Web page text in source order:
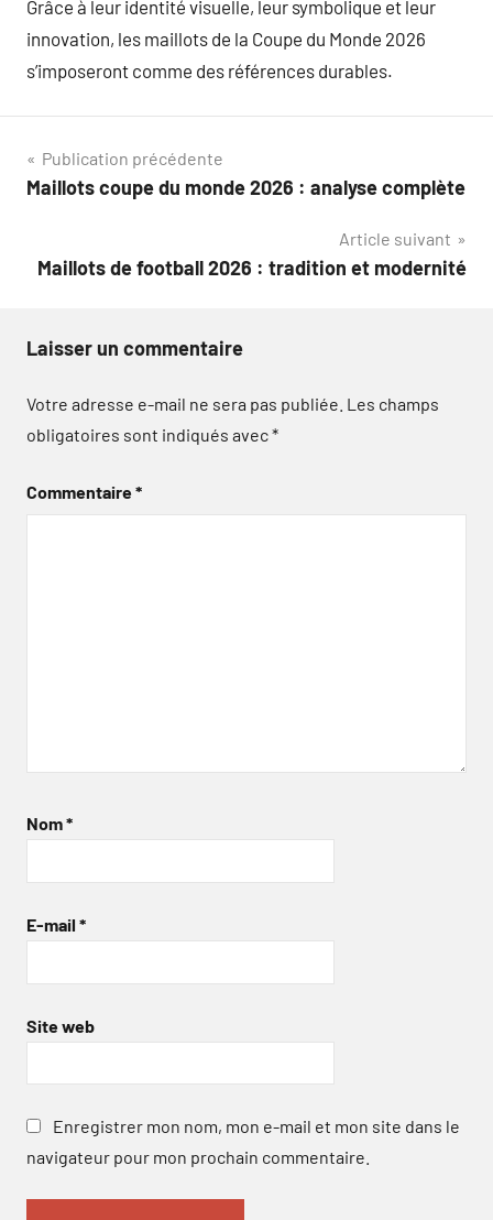
Grâce à leur identité visuelle, leur symbolique et leur
innovation, les maillots de la Coupe du Monde 2026
s’imposeront comme des références durables.
Navigation
de
Publication précédente
Maillots coupe du monde 2026 : analyse complète
Article suivant
Maillots de football 2026 : tradition et modernité
Laisser un commentaire
Votre adresse e-mail ne sera pas publiée. Les champs
obligatoires sont indiqués avec*
Commentaire*
Nom*
E-mail *
Site web
Enregistrer mon nom, mon e-mail et mon site dans le
navigateur pour mon prochain commentaire.